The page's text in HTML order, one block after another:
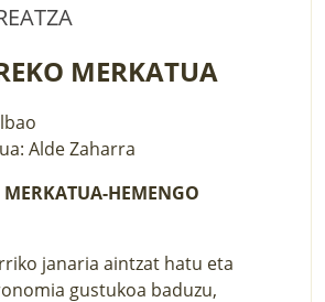
MERKATUA
Alde Zaharra
MERKATUA-HEMENGO
janaria aintzat hatu eta
gustukoa baduzu,